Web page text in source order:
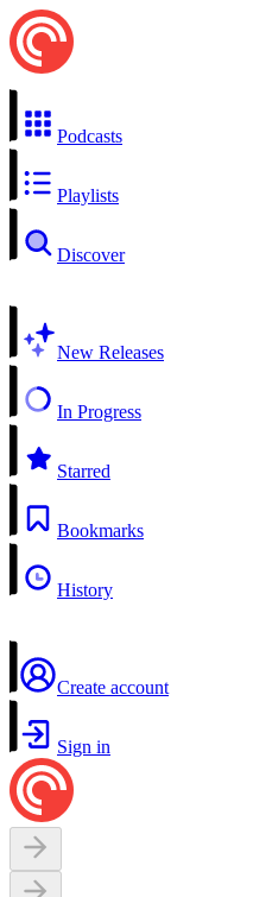
Podcasts
Playlists
Discover
New Releases
In Progress
Starred
Bookmarks
History
Create account
Sign in